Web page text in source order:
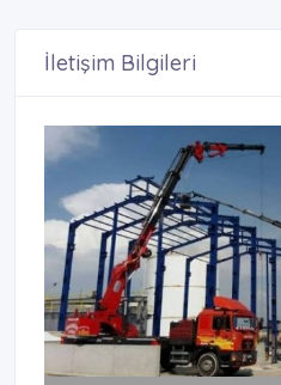
İletişim Bilgileri